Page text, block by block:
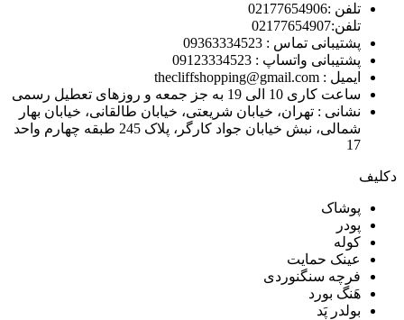
تلفن :02177654906
تلفن:02177654907
پشتیبانی تماس : 09363334523
پشتیبانی واتساپ : 09123334523
ايميل : thecliffshopping@gmail.com
ساعت کاری 10 الی 19 به جز جمعه و روزهای تعطیل رسمی
نشانی : تهران، خیابان شریعتی، خیابان طالقانی، خیابان بهار
شمالی، نبش خیابان جواد کارگر، پلاک 245 طبقه چهارم واحد
17
دکلیف​
پوشاک
پودر
کوله
عینک حمایت
فرچه سنگنوردی
هَنگ بورد
بولدر پَد